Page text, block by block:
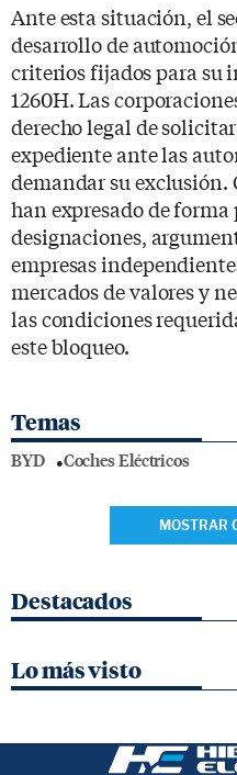
Ante esta situación, el
desarrollo de
criterios fijados para su
1260H. Las
derecho legal de
expediente ante las
demandar su exclusión.
han expresado de forma
designaciones,
empresas
mercados de valores y
las condiciones
este bloqueo.
Temas
BYD Coches Eléctricos
MOSTRAR
Destacados
Lo más visto